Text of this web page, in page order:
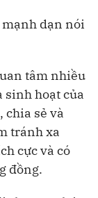
mạnh dạn nói
tâm nhiều
sinh hoạt của
chia sẻ và
tránh xa
cực và có
đồng.